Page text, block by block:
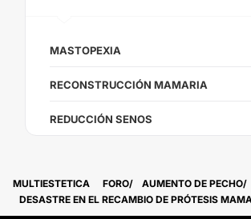
MASTOPEXIA
RECONSTRUCCIÓN MAMARIA
REDUCCIÓN SENOS
MULTIESTETICA FORO
AUMENTO DE PECHO
DESASTRE EN EL RECAMBIO DE PRÓTESIS